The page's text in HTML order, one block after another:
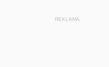
REKLAMA